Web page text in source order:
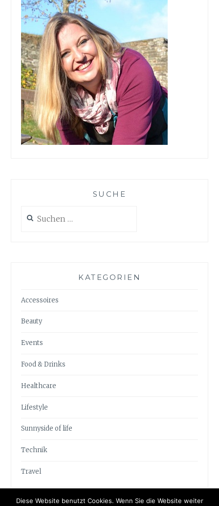
SUCHE
nach:
KATEGORIEN
Accessoires
Beauty
Events
Food & Drinks
Healthcare
Lifestyle
Sunnyside of life
Technik
Travel
Diese Website benutzt Cookies. Wenn Sie die Website weiter